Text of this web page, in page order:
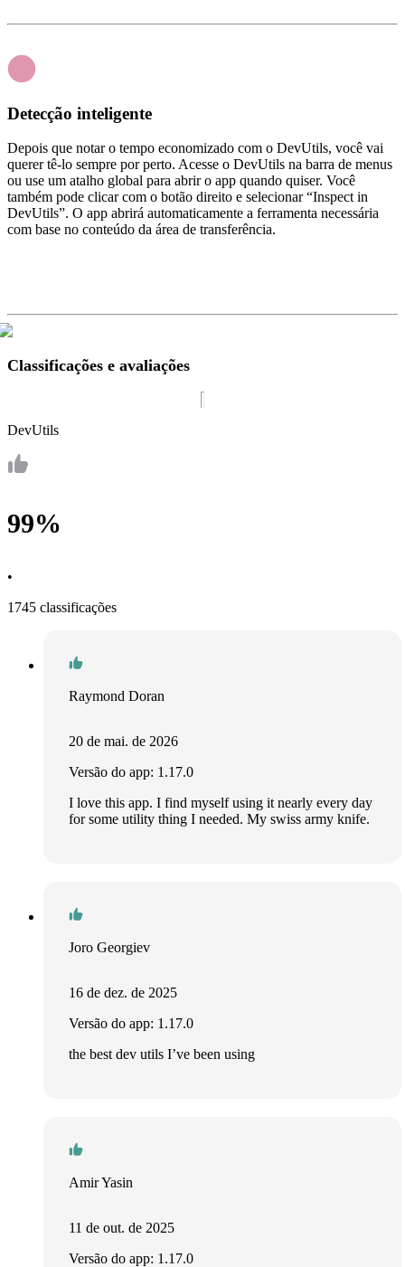
Detecção inteligente
Depois que notar o tempo economizado com o DevUtils, você vai
querer tê-lo sempre por perto. Acesse o DevUtils na barra de menus
ou use um atalho global para abrir o app quando quiser. Você
também pode clicar com o botão direito e selecionar “Inspect in
DevUtils”. O app abrirá automaticamente a ferramenta necessária
com base no conteúdo da área de transferência.
Classificações e avaliações
DevUtils
99%
•
1745 classificações
Raymond Doran
20 de mai. de 2026
Versão do app: 1.17.0
I love this app. I find myself using it nearly every day
for some utility thing I needed. My swiss army knife.
Joro Georgiev
16 de dez. de 2025
Versão do app: 1.17.0
the best dev utils I’ve been using
Amir Yasin
11 de out. de 2025
Versão do app: 1.17.0